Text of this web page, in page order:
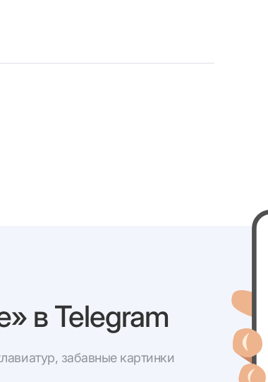
в Telegram
забавные картинки